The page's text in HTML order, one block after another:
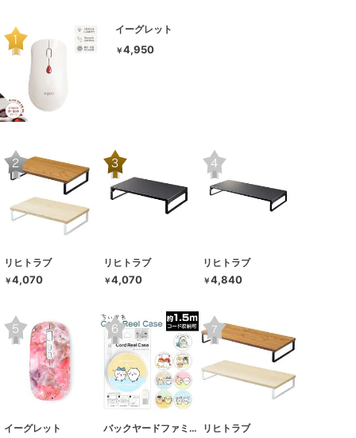
イーグレット
￥4,950
リヒトラブ
￥4,070
リヒトラブ
￥4,070
リヒトラブ
￥4,840
イーグレット バックヤードファミリー リヒトラブ